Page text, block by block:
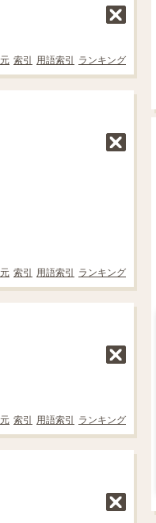
索引 用語索引 ランキング
索引 用語索引 ランキング
索引 用語索引 ランキング